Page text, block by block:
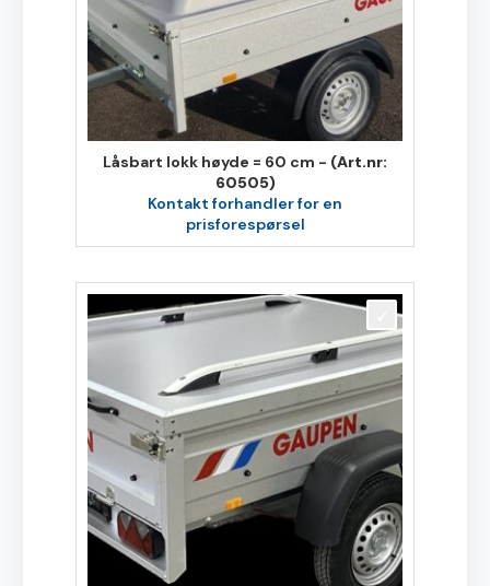
Låsbart lokk høyde = 60 cm - (Art.nr:
60505)
Kontakt forhandler for en
prisforespørsel